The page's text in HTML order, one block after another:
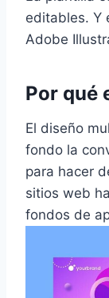
editables. Y
Adobe
Por qué
El diseño
fondo la
para hacer
sitios web
fondos de